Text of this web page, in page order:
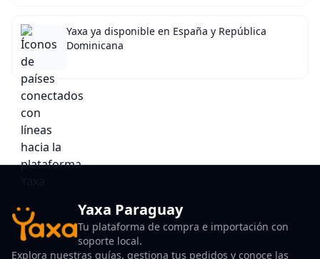
Yaxa ya disponible en España y República
Dominicana
Yaxa Paraguay
Tu plataforma de compra e importación con
soporte local.
Explora nuestras guías, gestiona tus pedidos y conoce las